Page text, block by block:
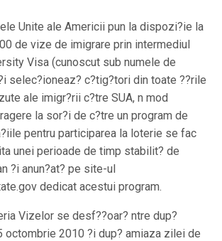
Unite ale Americii pun la dispozi?ie la
de vize de imigrare prin intermediul
Visa (cunoscut sub numele de
selec?ioneaz? c?tig?tori din toate ??rile
ale imigr?rii c?tre SUA, n mod
la sor?i de c?tre un program de
pentru participarea la loterie se fac
unei perioade de timp stabilit? de
?i anun?at? pe site-ul
dedicat acestui program.
Vizelor se desf??oar? ntre dup?
octombrie 2010 ?i dup? amiaza zilei de